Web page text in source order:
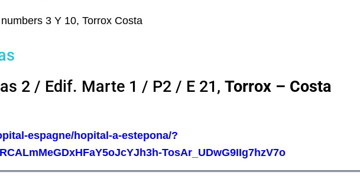
3 Y 10, Torrox Costa
2 / Edif. Marte 1 / P2 / E 21,Torrox – Costa
espagne/hopital-a-estepona/?
TosAr_UDwG9IIg7hzV7o